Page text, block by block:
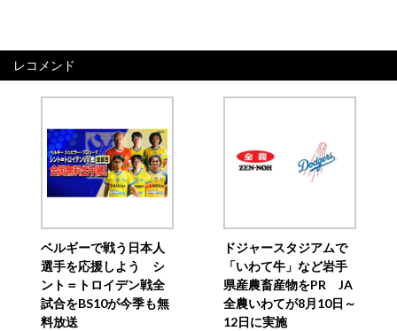
レコメンド
ベルギーで戦う日本人
選手を応援しよう シ
ント＝トロイデン戦全
試合をBS10が今季も無
料放送
ドジャースタジアムで
「いわて牛」など岩手
県産農畜産物をPR JA
全農いわてが8月10日～
12日に実施